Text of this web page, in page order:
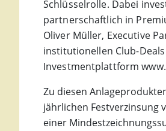
Schlüsselrolle. Dabei
partnerschaftlich in
Oliver Müller, Executive
institutionellen Club-
Investmentplattform
Zu diesen
jährlichen Festverzinsung
einer